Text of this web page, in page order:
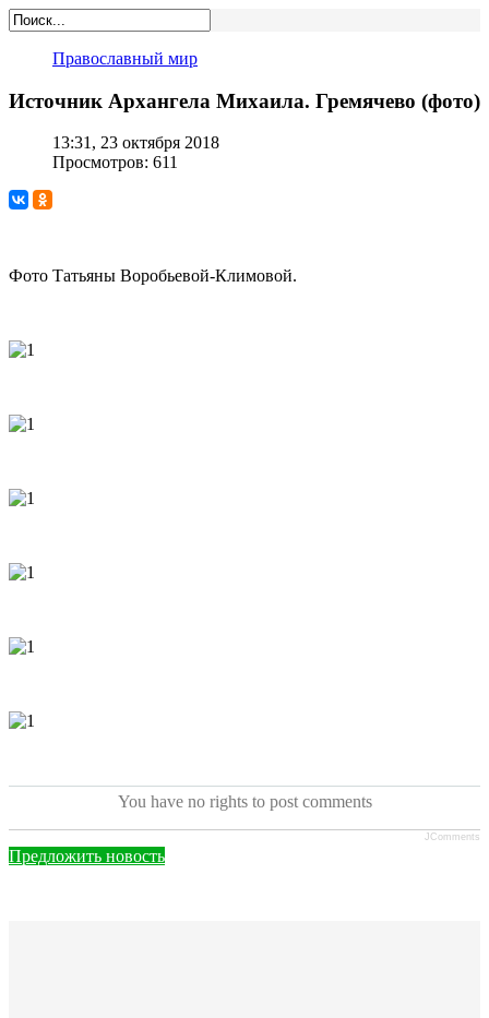
Православный мир
Источник Архангела Михаила. Гремячево (фото)
13:31, 23 октября 2018
Просмотров: 611
Фото Татьяны Воробьевой-Климовой.
You have no rights to post comments
JComments
Предложить новость